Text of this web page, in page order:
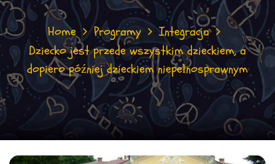
Home Programy
Integracja
Dziecko jest przede wszystkim dzieckiem, a
dopiero później dzieckiem niepełnosprawnym